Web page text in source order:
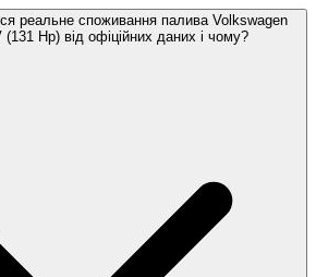
реальне споживання палива Volkswagen
Hp) від офіційних даних і чому?